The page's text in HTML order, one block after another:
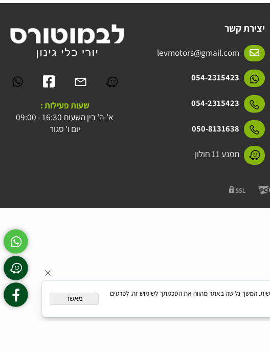
יצירת קשר
levmotors@gmail.com
054-2315423
054-2315423
050-8131638
תמנע 11 חולון
שעות פעילות :